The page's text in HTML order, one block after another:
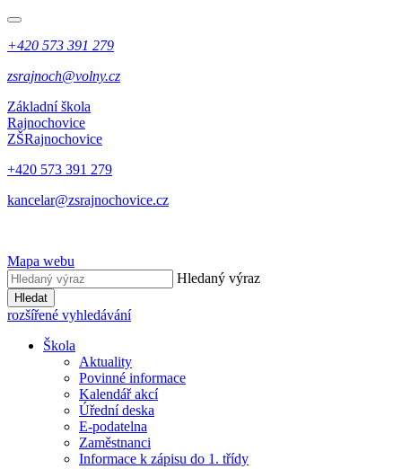
+420 573 391 279
zsrajnoch@volny.cz
Základní škola
Rajnochovice
ZŠRajnochovice
+420 573 391 279
kancelar@zsrajnochovice.cz
Mapa webu
Hledaný výraz
Hledat
rozšířené vyhledávání
Škola
Aktuality
Povinné informace
Kalendář akcí
Úřední deska
E-podatelna
Zaměstnanci
Informace k zápisu do 1. třídy